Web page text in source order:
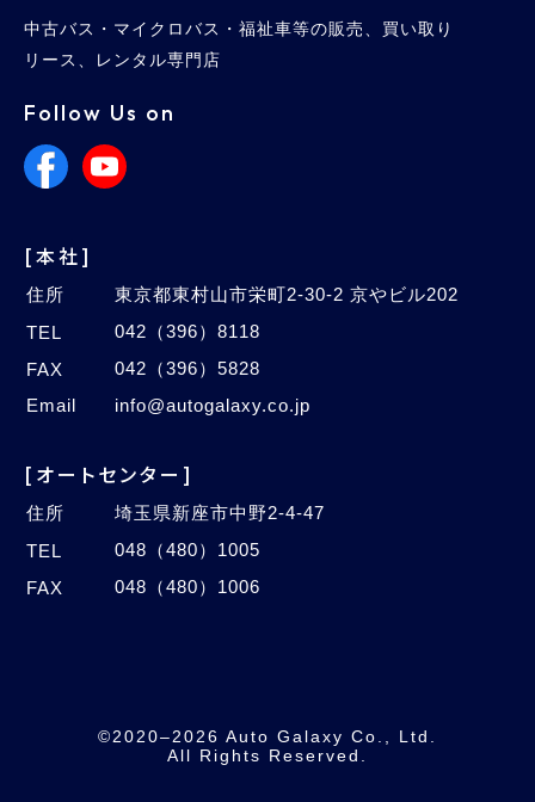
中古バス・マイクロバス・福祉車等の販売、買い取り
リース、レンタル専門店
Follow Us on
[本社]
住所
東京都東村山市栄町2-30-2 京やビル202
TEL
042（396）8118
FAX
042（396）5828
Email
info@autogalaxy.co.jp
[オートセンター]
住所
埼玉県新座市中野2-4-47
TEL
048（480）1005
FAX
048（480）1006
©2020–2026 Auto Galaxy Co., Ltd.
All Rights Reserved.